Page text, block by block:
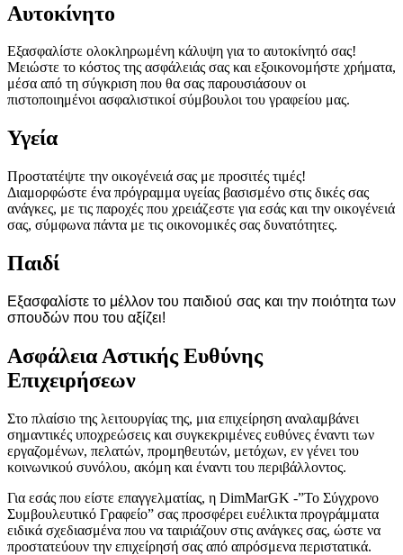
Αυτοκίνητο
Εξασφαλίστε ολοκληρωμένη κάλυψη για το αυτοκίνητό σας!
Μειώστε το κόστος της ασφάλειάς σας και εξοικονομήστε χρήματα,
μέσα από τη σύγκριση που θα σας παρουσιάσουν οι
πιστοποιημένοι ασφαλιστικοί σύμβουλοι του γραφείου μας.
Υγεία
Προστατέψτε την οικογένειά σας με προσιτές τιμές!
Διαμορφώστε ένα πρόγραμμα υγείας βασισμένο στις δικές σας
ανάγκες, με τις παροχές που χρειάζεστε για εσάς και την οικογένειά
σας, σύμφωνα πάντα με τις οικονομικές σας δυνατότητες.
Παιδί
Εξασφαλίστε το μέλλον του παιδιού σας και την ποιότητα των
σπουδών που του αξίζει!
Ασφάλεια Αστικής Ευθύνης
Επιχειρήσεων
Στο πλαίσιο της λειτουργίας της, μια επιχείρηση αναλαμβάνει
σημαντικές υποχρεώσεις και συγκεκριμένες ευθύνες έναντι των
εργαζομένων, πελατών, προμηθευτών, μετόχων, εν γένει του
κοινωνικού συνόλου, ακόμη και έναντι του περιβάλλοντος.
Για εσάς που είστε επαγγελματίας, η DimMarGK -”Το Σύγχρονο
Συμβουλευτικό Γραφείο” σας προσφέρει ευέλικτα προγράμματα
ειδικά σχεδιασμένα που να ταιριάζουν στις ανάγκες σας, ώστε να
προστατεύουν την επιχείρησή σας από απρόσμενα περιστατικά.